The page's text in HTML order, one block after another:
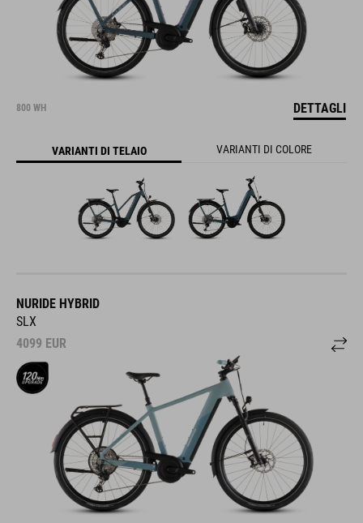
800 WH DETTAGLI
VARIANTI DI TELAIO VARIANTI DI COLORE
NURIDE HYBRID
SLX
4099 EUR